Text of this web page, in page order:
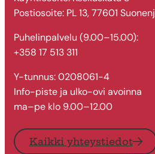
Postiosoite: PL 13, 77601
Puhelinpalvelu (9.00–15.00):
+358 17 513 311
Y-tunnus: 0208061-4
Info-piste ja ulko-ovi avoinna
ma–pe klo 9.00–12.00
Kaikki yhteystiedot